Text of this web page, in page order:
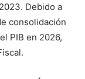
Debido a
consolidación
PIB en 2026,